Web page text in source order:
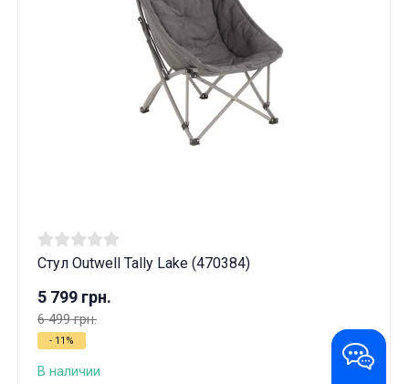
Стул Outwell Tally Lake (470384)
5 799 грн.
6 499 грн.
- 11%
В наличии